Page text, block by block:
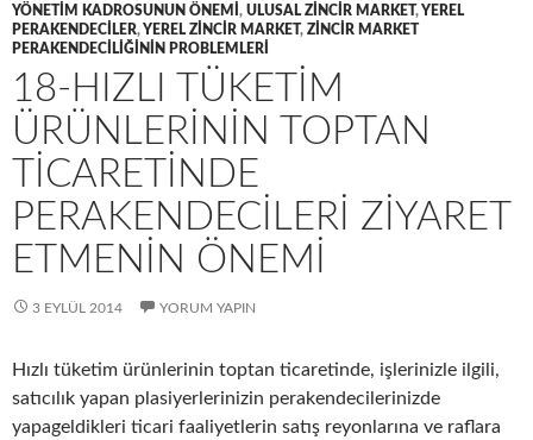
YÖNETIM KADROSUNUN ÖNEMI , ULUSAL ZINCIR MARKET,YEREL
PERAKENDECILER,YEREL ZINCIR MARKET, ZINCIR MARKET
PERAKENDECILIĞININ PROBLEMLERI
18-HIZLI TÜKETIM
ÜRÜNLERININ TOPTAN
TICARETINDE
PERAKENDECILERI ZIYARET
ETMENIN ÖNEMI
3 EYLÜL 2014 YORUM YAPIN
Hızlı tüketim ürünlerinin toptan ticaretinde, işlerinizle ilgili,
satıcılık yapan plasiyerlerinizin perakendecilerinizde
yapageldikleri ticari faaliyetlerin satış reyonlarına ve raflara